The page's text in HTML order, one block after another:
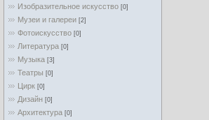
Изобразительное искусство [0]
Музеи и галереи [2]
Фотоискусство [0]
Литература [0]
Музыка [3]
Театры [0]
Цирк [0]
Дизайн [0]
Архитектура [0]